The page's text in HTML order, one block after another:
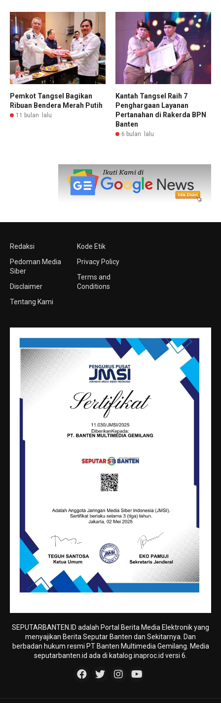
Pemkot Tangsel Bagikan
Ribuan Bendera Merah Putih
11 bulan lalu
Kantah Tangsel Raih 7
Penghargaan Layanan
Pertanahan di Rakerda BPN
Banten
6 bulan lalu
Redaksi
Pedoman Media
Siber
Disclaimer
Tentang Kami
Kode Etik
Privacy Policy
Terms and
Conditions
SEPUTARBANTEN.ID adalah Portal Berita Media Elektronik yang
menyajikan Berita Seputar Banten dan Sekitarnya. Dan
berbadan hukum resmi PT Banten Multimedia Gemilang. Media
seputarbanten.id ada di katalog.inaproc.id versi 6.